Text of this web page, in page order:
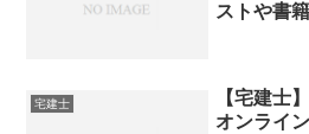
ストや書
宅建士
【宅建士
オンライ